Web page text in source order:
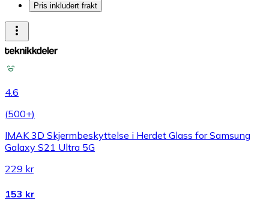
Pris inkludert frakt
4.6
(500+)
IMAK 3D Skjermbeskyttelse i Herdet Glass for Samsung
Galaxy S21 Ultra 5G
229 kr
153 kr